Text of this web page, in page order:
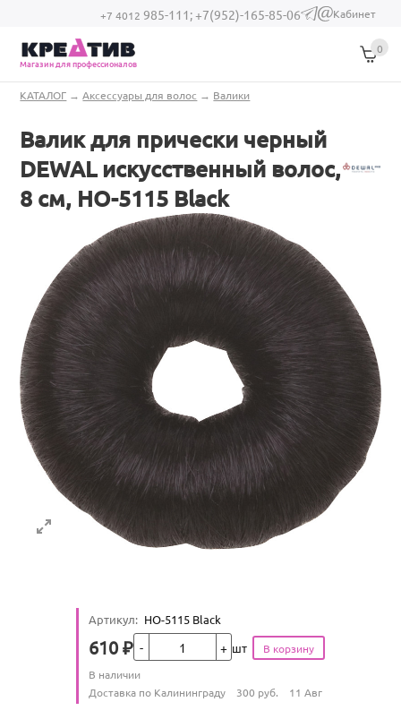
Перейти к основному содержанию
+7 4012 985-111;+7(952)-165-85-06
(link sends e-
Кабинет
Магазин для профессионалов
0
Вы здесь
КАТАЛОГ →Аксессуары для волос → Валики
Валик для прически черный
DEWAL искусственный волос,
8 см, HO-5115 Black
Артикул: HO-5115 Black
Цена
610 ₽Кол-во шт
Количество
В наличии
Условия доставки
Доставка по Калининграду 300 руб. 11 Авг